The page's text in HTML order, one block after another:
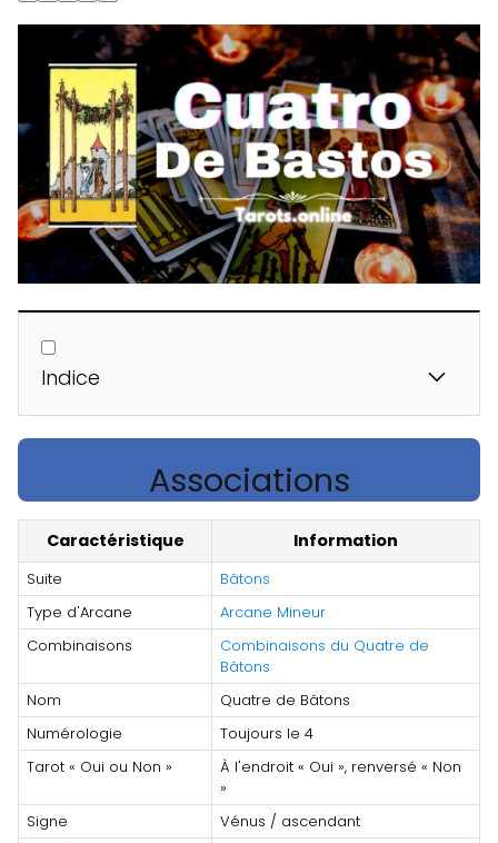
Indice
Associations
Caractéristique Information
Suite
Bâtons
Type d'Arcane
Arcane Mineur
Combinaisons
Combinaisons du Quatre de
Bâtons
Nom
Quatre de Bâtons
Numérologie
Toujours le 4
Tarot « Oui ou Non »
À l'endroit « Oui », renversé « Non
»
Signe
Vénus / ascendant